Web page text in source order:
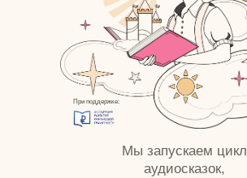
Мы запускаем цикл
аудиосказок,
При поддержке: